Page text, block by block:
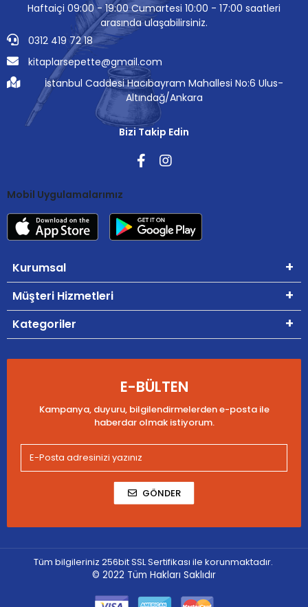
Haftaiçi 09:00 - 19:00 Cumartesi 10:00 - 17:00 saatleri
arasında ulaşabilirsiniz.
0312 419 72 18
kitaplarsepette@gmail.com
İstanbul Caddesi Hacıbayram Mahallesi No:6 Ulus-
Altındağ/Ankara
Bizi Takip Edin
Mobil Uygulamalarımız
Kurumsal
Müşteri Hizmetleri
Kategoriler
E-BÜLTEN
Kampanya, duyuru, bilgilendirmelerden e-posta ile
haberdar olmak istiyorum.
GÖNDER
Tüm bilgileriniz 256bit SSL Sertifikası ile korunmaktadır.
© 2022 Tüm Hakları Saklıdır